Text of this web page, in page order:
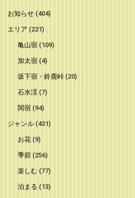
お知らせ (404)
エリア (221)
亀山宿(109)
加太宿(4)
坂下宿・鈴鹿峠(20)
石水渓(7)
関宿(94)
ジャンル (431)
お花(9)
季節 (256)
楽しむ (77)
泊まる (13)